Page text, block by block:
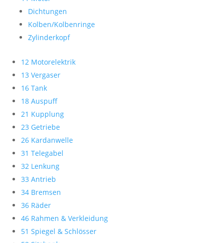
Dichtungen
Kolben/Kolbenringe
Zylinderkopf
12 Motorelektrik
13 Vergaser
16 Tank
18 Auspuff
21 Kupplung
23 Getriebe
26 Kardanwelle
31 Telegabel
32 Lenkung
33 Antrieb
34 Bremsen
36 Räder
46 Rahmen & Verkleidung
51 Spiegel & Schlösser